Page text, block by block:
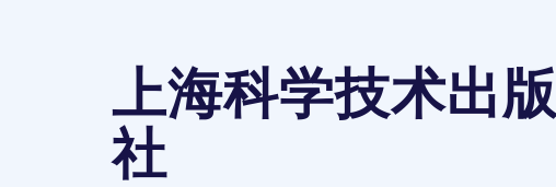
上海科学技术出版
社